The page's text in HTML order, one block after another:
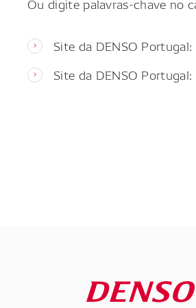
Site da DENSO
Site da DENSO